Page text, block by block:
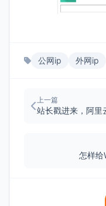
公网ip 外网ip
上一篇
站长戳进来，阿里
怎样